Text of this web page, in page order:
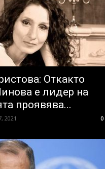
Oткакто
е лидер на
проявява...
2021 0